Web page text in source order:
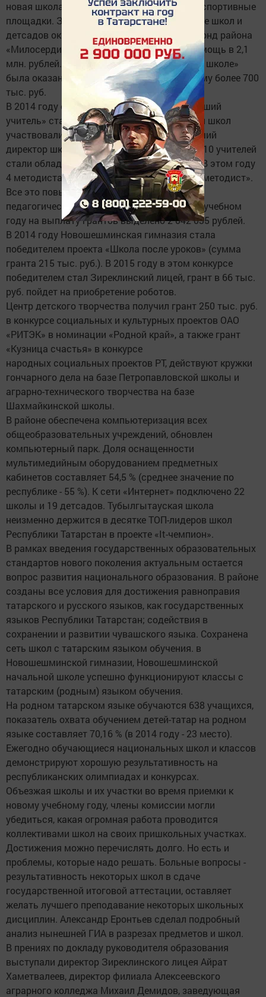
новая школа, открыты две универсальные спортивные
площадки. Значительную помощь в ремонте школ и
детсадов оказывает благотворительный фонд района
«Милосердие», местный бюджет оказал помощь в 2,1
млн. рублей. В рамках акции «Помоги своей школе»
была оказана спонсорская помощь на сумму более 700
тыс. руб.
В 2014 году обладателями гранта «Наш лучший
учитель» стали 18 учителей. 3 руководителя школ
участвовали в соискании гранта «Наш лучший
директор школы», и 2 стали победителями. 10 учителей
стали обладателями гранта Главы района. В этом году
4 методиста победили в конкурсе «Лучший методист».
Все это повышает мотивацию учителей к
педагогической деятельности, в 2014- 2015 учебном
году на выплату грантов выделено 2 042 035 рублей.
В 2014 году Новошешминская гимназия стала
победителем проекта «Школа после уроков» (сумма
гранта 215 тыс. руб.). В 2015 году в этом конкурсе
победителем стал Зиреклинский лицей, грант в 66 тыс.
руб. пойдет на приобретение роботов.
Центр детского творчества получил грант 250 тыс. руб.
в конкурсе социальных и культурных проектов ОАО
«РИТЭК» в номинации «Родной край», а также грант
«Кузница счастья» в конкурсе
народных социальных проектов РТ, действуют кружки
гончарного дела на базе Петропавловской школы и
аграрно-технического творчества на базе
Шахмайкинской школы.
В районе обеспечена компьютеризация всех
общеобразовательных учреждений, обновлен
компьютерный парк. Доля оснащенности
мультимедийным оборудованием предметных
кабинетов составляет 54,5 % (среднее значение по
республике - 55 %). К сети «Интернет» подключено 22
школы и 19 детсадов. Тубылгытауская школа
неизменно держится в десятке ТОП-лидеров школ
Республики Татарстан в проекте «It-чемпион».
В рамках введения государственных образовательных
стандартов нового поколения актуальным остается
вопрос развития национального образования. В районе
созданы все условия для достижения равноправия
татарского и русского языков, как государственных
языков Республики Татарстан; содействия в
сохранении и развитии чувашского языка. Сохранена
сеть школ с татарским языком обучения. в
Новошешминской гимназии, Новошешминской
начальной школе успешно функционируют классы с
татарским (родным) языком обучения.
На родном татарском языке обучаются 638 учащихся,
показатель охвата обучением детей-татар на родном
языке составляет 70,16 % (в 2014 году - 23 место).
Ежегодно обучающиеся национальных школ и классов
демонстрируют хорошую результативность на
республиканских олимпиадах и конкурсах.
Объезжая школы и их участки во время приемки к
новому учебному году, члены комиссии могли
убедиться, какая огромная работа проводится
коллективами школ на своих пришкольных участках.
Достижения можно перечислять долго. Но есть и
проблемы, которые надо решать. Больные вопросы -
результативность некоторых школ в сдаче
государственной итоговой аттестации, оставляет
желать лучшего преподавание некоторых школьных
дисциплин. Александр Еронтьев сделал подробный
анализ нынешней ГИА в разрезах предметов и школ.
В прениях по докладу руководителя образования
выступали директор Зиреклинского лицея Айрат
Хаметвалеев, директор филиала Алексеевского
аграрного колледжа Михаил Демидов, заведующая